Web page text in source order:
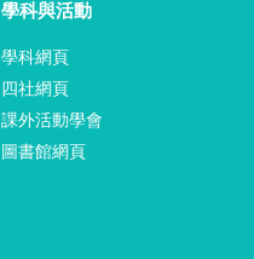
學科與活動
學科網頁
四社網頁
課外活動學會
圖書館網頁